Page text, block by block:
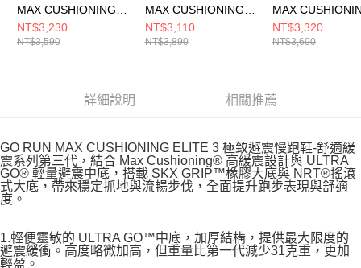
MAX CUSHIONING
ELITE 3 女 跑步鞋
129720WBBK
NT$3,230
NT$3,590
MAX CUSHIONING
ELITE 2.0 女 跑步鞋
129655LIL
NT$3,110
NT$3,890
MAX
PREMIER 3 男
221220BKW
NT$3,320
NT$3,690
詳細說明 相關推薦
GO RUN MAX CUSHIONING ELITE 3 極致避震慢跑鞋-舒適緩
震系列第三代，結合 Max Cushioning® 高緩震設計與 ULTRA
GO® 輕量避震中底，搭載 SKX GRIP™橡膠大底與 NRT®搖滾
式大底，帶來穩定抓地與流暢步伐，全面提升跑步表現與舒適
度。
1.輕便靈敏的 ULTRA GO™中底，加厚結構，提供最大限度的
避震緩衝。高度略微加高，但重量比第一代減少31克重，更加
輕盈。